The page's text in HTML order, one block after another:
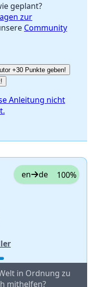
geplant?
zur
Community
+30 Punkte geben!
Anleitung nicht
en de 100%
in Ordnung zu
mithelfen?